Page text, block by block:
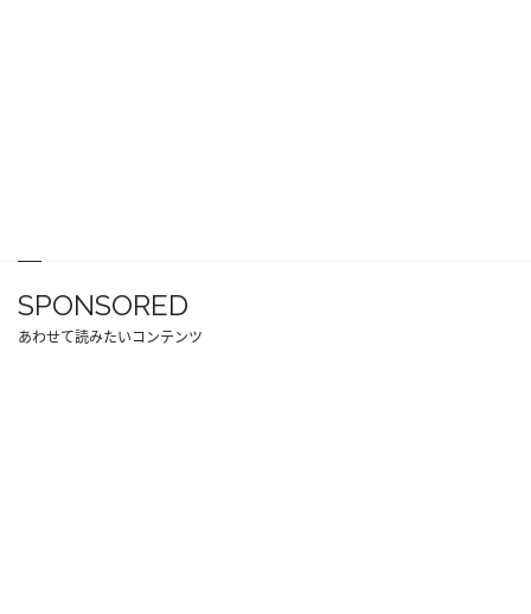
SPONSORED
あわせて読みたいコンテンツ